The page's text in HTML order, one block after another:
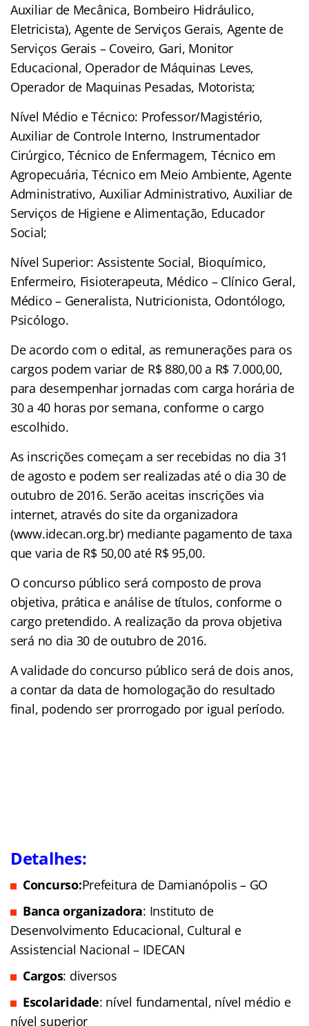
Auxiliar de Mecânica, Bombeiro Hidráulico,
Eletricista), Agente de Serviços Gerais, Agente de
Serviços Gerais – Coveiro, Gari, Monitor
Educacional, Operador de Máquinas Leves,
Operador de Maquinas Pesadas, Motorista;
Nível Médio e Técnico: Professor/Magistério,
Auxiliar de Controle Interno, Instrumentador
Cirúrgico, Técnico de Enfermagem, Técnico em
Agropecuária, Técnico em Meio Ambiente, Agente
Administrativo, Auxiliar Administrativo, Auxiliar de
Serviços de Higiene e Alimentação, Educador
Social;
Nível Superior: Assistente Social, Bioquímico,
Enfermeiro, Fisioterapeuta, Médico – Clínico Geral,
Médico – Generalista, Nutricionista, Odontólogo,
Psicólogo.
De acordo com o edital, as remunerações para os
cargos podem variar de R$ 880,00 a R$ 7.000,00,
para desempenhar jornadas com carga horária de
30 a 40 horas por semana, conforme o cargo
escolhido.
As inscrições começam a ser recebidas no dia 31
de agosto e podem ser realizadas até o dia 30 de
outubro de 2016. Serão aceitas inscrições via
internet, através do site da organizadora
(www.idecan.org.br) mediante pagamento de taxa
que varia de R$ 50,00 até R$ 95,00.
O concurso público será composto de prova
objetiva, prática e análise de títulos, conforme o
cargo pretendido. A realização da prova objetiva
será no dia 30 de outubro de 2016.
A validade do concurso público será de dois anos,
a contar da data de homologação do resultado
final, podendo ser prorrogado por igual período.
Detalhes:
Concurso:Prefeitura de Damianópolis – GO
Banca organizadora: Instituto de
Desenvolvimento Educacional, Cultural e
Assistencial Nacional – IDECAN
Cargos: diversos
Escolaridade: nível fundamental, nível médio e
nível superior